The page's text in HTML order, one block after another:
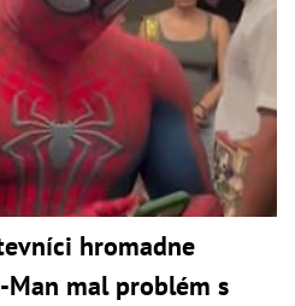
hromadne
mal problém s